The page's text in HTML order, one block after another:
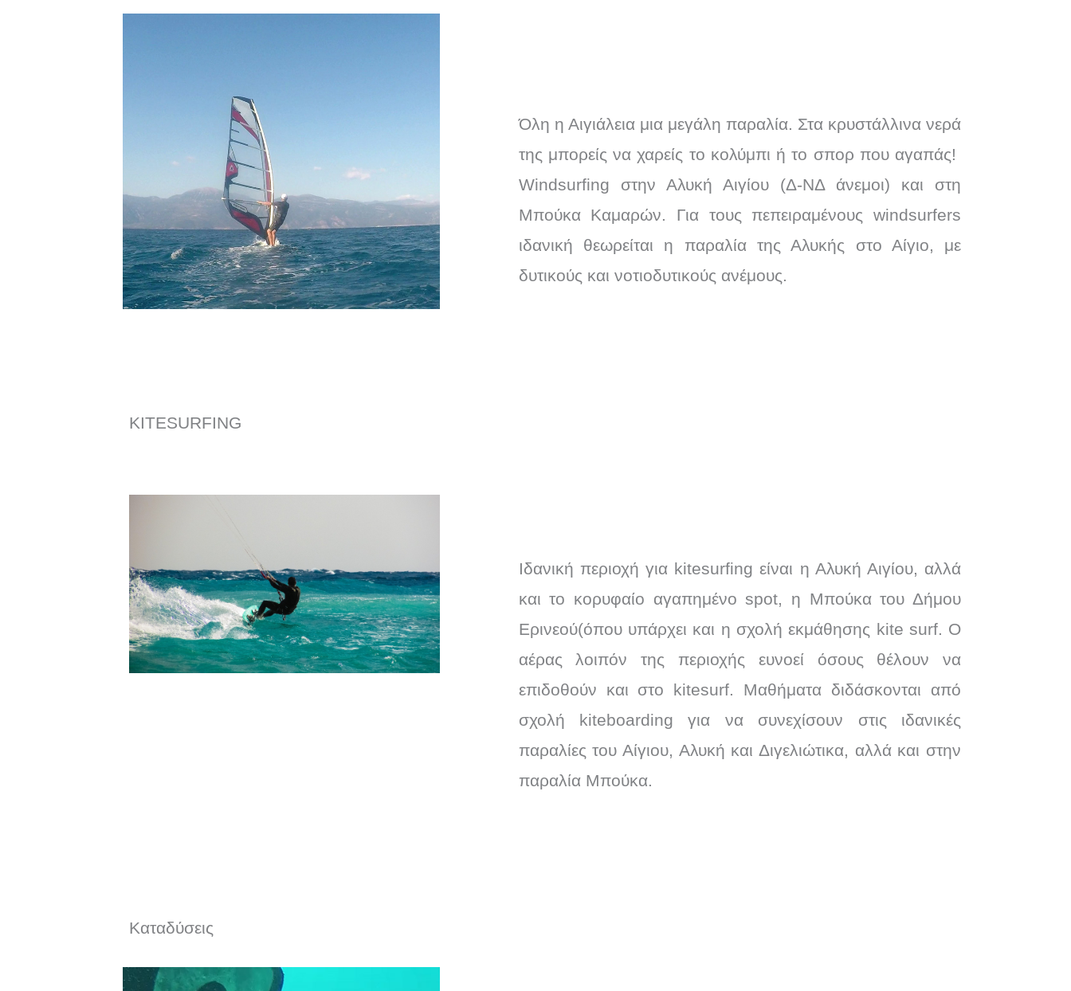
Όλη η Αιγιάλεια μια μεγάλη παραλία. Στα κρυστάλλινα νερά
της μπορείς να χαρείς το κολύμπι ή το σπορ που αγαπάς!
Windsurfing στην Αλυκή Αιγίου (Δ-ΝΔ άνεμοι) και στη
Μπούκα Καμαρών. Για τους πεπειραμένους windsurfers
ιδανική θεωρείται η παραλία της Αλυκής στο Αίγιο, με
δυτικούς και νοτιοδυτικούς ανέμους.
KITESURFING
Ιδανική περιοχή για kitesurfing είναι η Αλυκή Αιγίου, αλλά
και το κορυφαίο αγαπημένο spot, η Μπούκα του Δήμου
Ερινεού(όπου υπάρχει και η σχολή εκμάθησης kite surf. Ο
αέρας λοιπόν της περιοχής ευνοεί όσους θέλουν να
επιδοθούν και στο kitesurf. Μαθήματα διδάσκονται από
σχολή kiteboarding για να συνεχίσουν στις ιδανικές
παραλίες του Αίγιου, Αλυκή και Διγελιώτικα, αλλά και στην
παραλία Μπούκα.
Καταδύσεις